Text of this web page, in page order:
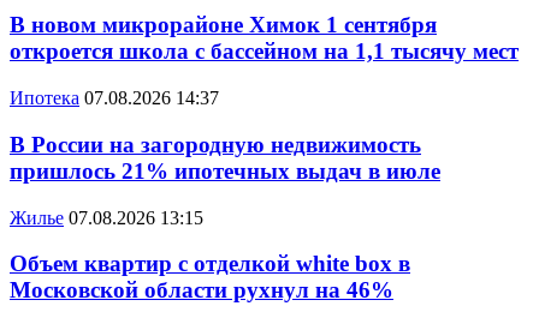
В новом микрорайоне Химок 1 сентября
откроется школа с бассейном на 1,1 тысячу мест
Ипотека 07.08.2026 14:37
В России на загородную недвижимость
пришлось 21% ипотечных выдач в июле
Жилье 07.08.2026 13:15
Объем квартир с отделкой white box в
Московской области рухнул на 46%